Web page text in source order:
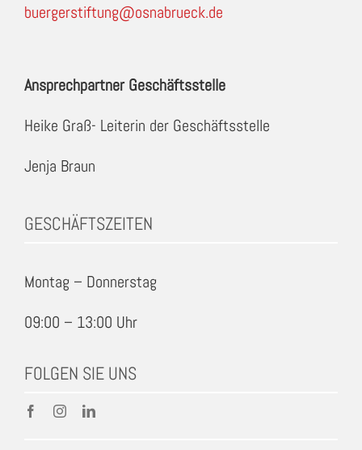
buergerstiftung@osnabrueck.de
Ansprechpartner Geschäftsstelle
Heike Graß- Leiterin der Geschäftsstelle
Jenja Braun
GESCHÄFTSZEITEN
Montag – Donnerstag
09:00 – 13:00 Uhr
FOLGEN SIE UNS